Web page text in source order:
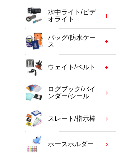
水中ライト/ビデ
オライト
バッグ/防水ケー
ス
ウェイト/ベルト
ログブック/バイ
ンダー/シール
スレート/指示棒
ホースホルダー